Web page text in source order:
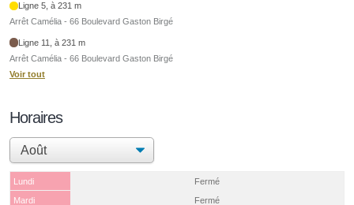
Ligne 5, à 231 m
Arrêt Camélia - 66 Boulevard Gaston Birgé
Ligne 11, à 231 m
Arrêt Camélia - 66 Boulevard Gaston Birgé
Voir tout
Horaires
Lundi
Fermé
Mardi
Fermé